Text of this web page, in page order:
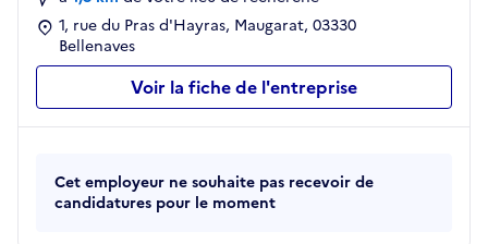
1, rue du Pras d'Hayras, Maugarat, 03330
Bellenaves
Voir la fiche de l'entreprise
Cet employeur ne souhaite pas recevoir de
candidatures pour le moment